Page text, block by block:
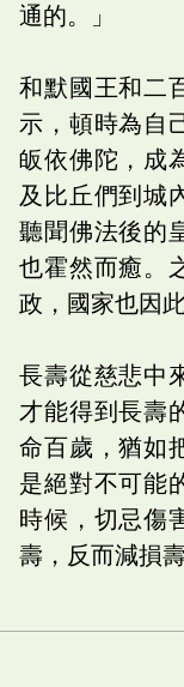
通的。」
和默國王和二
示，頓時為自
皈依佛陀，成
及比丘們到城
聽聞佛法後的
也霍然而癒。
政，國家也因
長壽從慈悲中
才能得到長壽
命百歲，猶如
是絕對不可能
時候，切忌傷
壽，反而減損壽